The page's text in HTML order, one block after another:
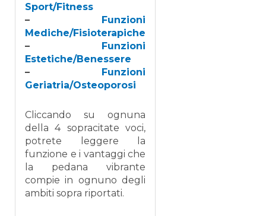
Sport/Fitness
– Funzioni
Mediche/Fisioterapiche
– Funzioni
Estetiche/Benessere
– Funzioni
Geriatria/Osteoporosi
Cliccando su ognuna
della 4 sopracitate voci,
potrete leggere la
funzione e i vantaggi che
la pedana vibrante
compie in ognuno degli
ambiti sopra riportati.